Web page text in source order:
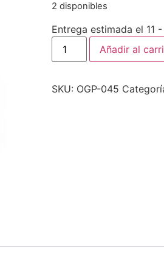
2 disponibles
Entrega estimada el 11
Añadir al
SKU: OGP-045